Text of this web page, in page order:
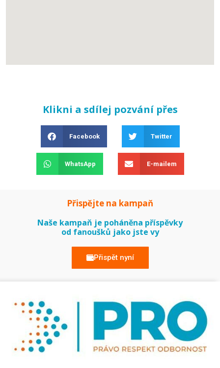
Klikni a sdílej pozvání přes
Facebook Twitter
WhatsApp E-mailem
Přispějte na kampaň
Naše kampaň je poháněna příspěvky
od fanoušků jako jste vy
Přispět nyní